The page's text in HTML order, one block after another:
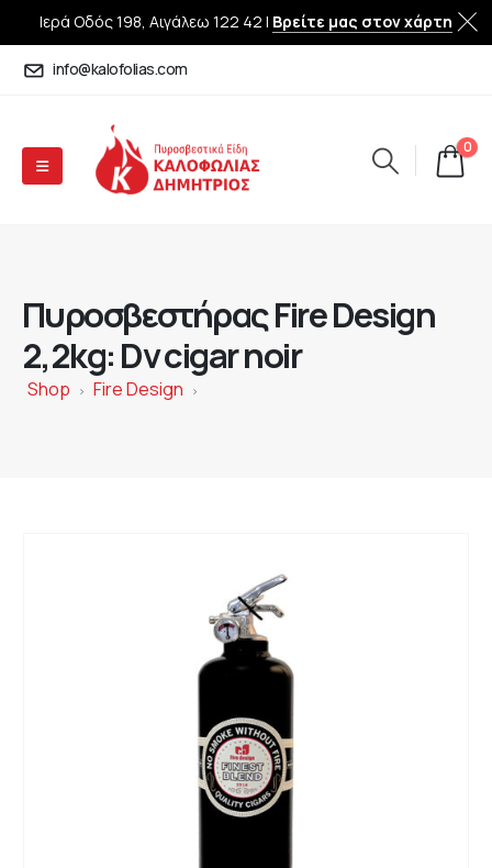
Ιερά Οδός 198, Αιγάλεω 122 42 | Βρείτε μας στον χάρτη
info@kalofolias.com
0
Πυροσβεστήρας Fire Design
2,2kg: Dv cigar noir
Shop > Fire Design >